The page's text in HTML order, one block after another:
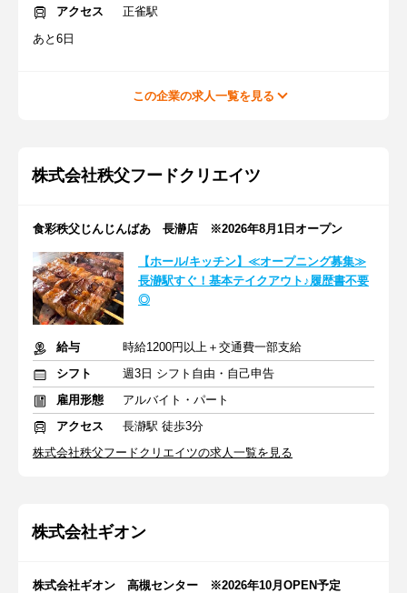
アクセス
正雀駅
あと6日
この企業の求人一覧を見る
株式会社秩父フードクリエイツ
食彩秩父じんじんばあ 長瀞店 ※2026年8月1日オープン
【ホール/キッチン】≪オープニング募集≫
長瀞駅すぐ！基本テイクアウト♪履歴書不要
◎
給与
時給1200円以上＋交通費一部支給
シフト
週3日 シフト自由・自己申告
雇用形態
アルバイト・パート
アクセス
長瀞駅 徒歩3分
株式会社秩父フードクリエイツの求人一覧を見る
株式会社ギオン
株式会社ギオン 高槻センター ※2026年10月OPEN予定